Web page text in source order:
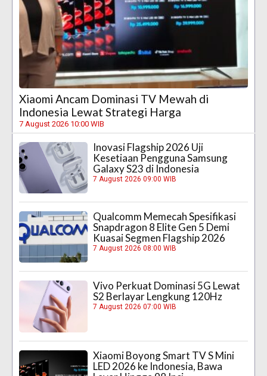
Xiaomi Ancam Dominasi TV Mewah di
Indonesia Lewat Strategi Harga
7 August 2026 10:00 WIB
Inovasi Flagship 2026 Uji
Kesetiaan Pengguna Samsung
Galaxy S23 di Indonesia
7 August 2026 09:00 WIB
Qualcomm Memecah Spesifikasi
Snapdragon 8 Elite Gen 5 Demi
Kuasai Segmen Flagship 2026
7 August 2026 08:00 WIB
Vivo Perkuat Dominasi 5G Lewat
S2 Berlayar Lengkung 120Hz
7 August 2026 07:00 WIB
Xiaomi Boyong Smart TV S Mini
LED 2026 ke Indonesia, Bawa